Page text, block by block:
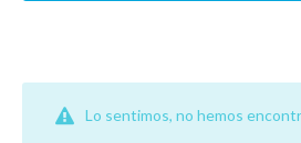
Lo sentimos, no hemos